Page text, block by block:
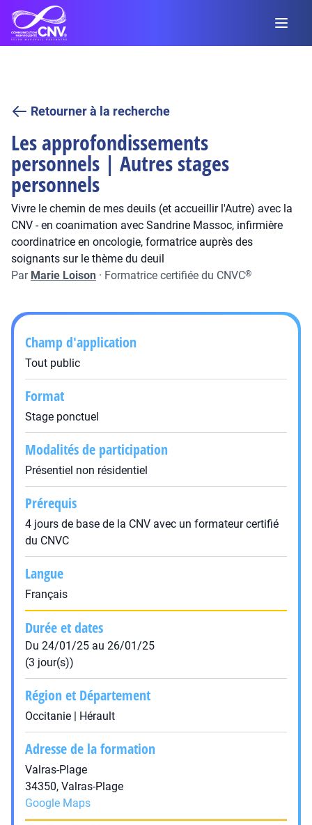
Retourner à la recherche
Les approfondissements
personnels | Autres stages
personnels
Vivre le chemin de mes deuils (et accueillir l'Autre) avec la
CNV - en coanimation avec Sandrine Massoc, infirmière
coordinatrice en oncologie, formatrice auprès des
soignants sur le thème du deuil
Par Marie Loison · Formatrice certifiée du CNVC®
Champ d'application
Tout public
Format
Stage ponctuel
Modalités de participation
Présentiel non résidentiel
Prérequis
4 jours de base de la CNV avec un formateur certifié
du CNVC
Langue
Français
Durée et dates
Du 24/01/25 au 26/01/25
(3 jour(s))
Région et Département
Occitanie | Hérault
Adresse de la formation
Valras-Plage
34350, Valras-Plage
Google Maps